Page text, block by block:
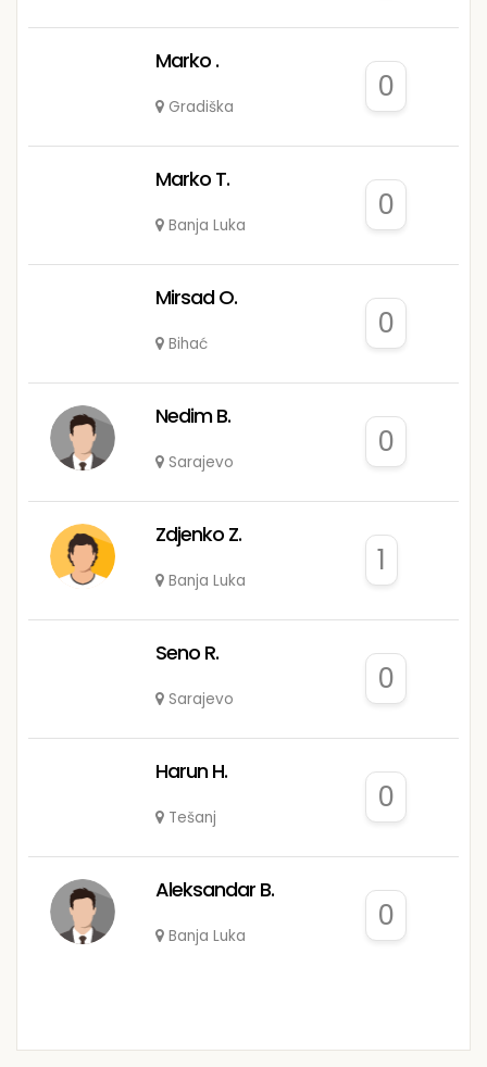
Marko .
Gradiška
0
Marko T.
Banja Luka
0
Mirsad O.
Bihać
0
Nedim B.
Sarajevo
0
Zdjenko Z.
Banja Luka
1
Seno R.
Sarajevo
0
Harun H.
Tešanj
0
Aleksandar B.
Banja Luka
0